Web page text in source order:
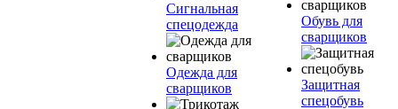
Сигнальная
спецодежда
Одежда для
сварщиков
Обувь для
сварщиков
Защитная
спецобувь